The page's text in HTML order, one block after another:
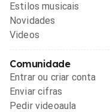
Estilos musicais
Novidades
Videos
Comunidade
Entrar ou criar conta
Enviar cifras
Pedir videoaula